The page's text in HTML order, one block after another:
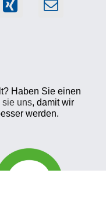
Haben Sie einen
sie uns, damit wir
werden.